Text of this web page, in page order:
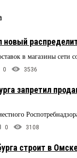
новый
в магазины сети
0 3536
запретил
0 3108
строит в